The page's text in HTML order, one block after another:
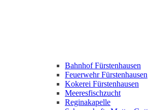
Bahnhof Fürstenhausen
Feuerwehr Fürstenhausen
Kokerei Fürstenhausen
Meeresfischzucht
Reginakapelle